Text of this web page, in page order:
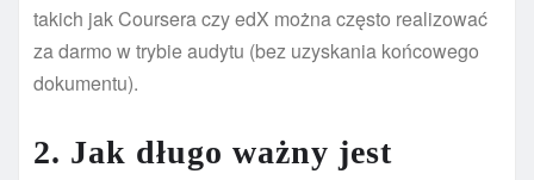
takich jak Coursera czy edX można często realizować
za darmo w trybie audytu (bez uzyskania końcowego
dokumentu).
2. Jak długo ważny jest